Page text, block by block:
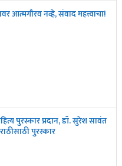
आत्मगौरव नव्हे, संवाद महत्त्वाचा!
पुरस्कार प्रदान, डॉ. सुरेश सावंत
पुरस्कार